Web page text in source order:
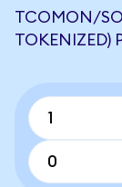
TCOMON/
TOKENIZED)